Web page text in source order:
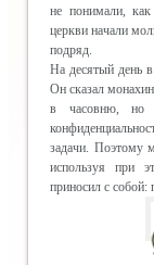
не понимали,
церкви начали
подряд.
На десятый день
Он сказал
в часовню, но
задачи. Поэтому
используя при
приносил с собой: